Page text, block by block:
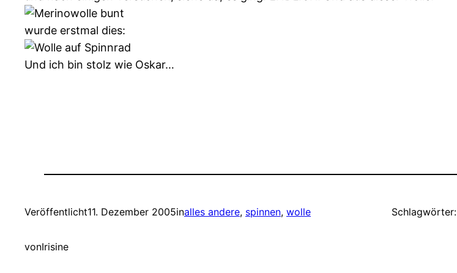
wurde erstmal dies:
Und ich bin stolz wie Oskar…
Veröffentlicht11. Dezember 2005inalles andere, spinnen, wolle
vonIrisine
Schlagwörter: